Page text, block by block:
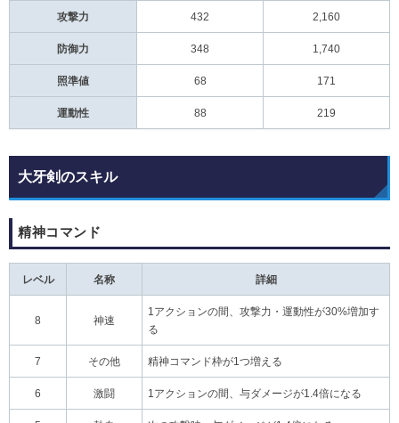
攻撃力 432 2,160
防御力 348 1,740
照準値 68 171
運動性 88 219
大牙剣のスキル
精神コマンド
レベル 名称 詳細
8 神速
1アクションの間、攻撃力・運動性が30%増加す
る
7 その他 精神コマンド枠が1つ増える
6 激闘 1アクションの間、与ダメージが1.4倍になる